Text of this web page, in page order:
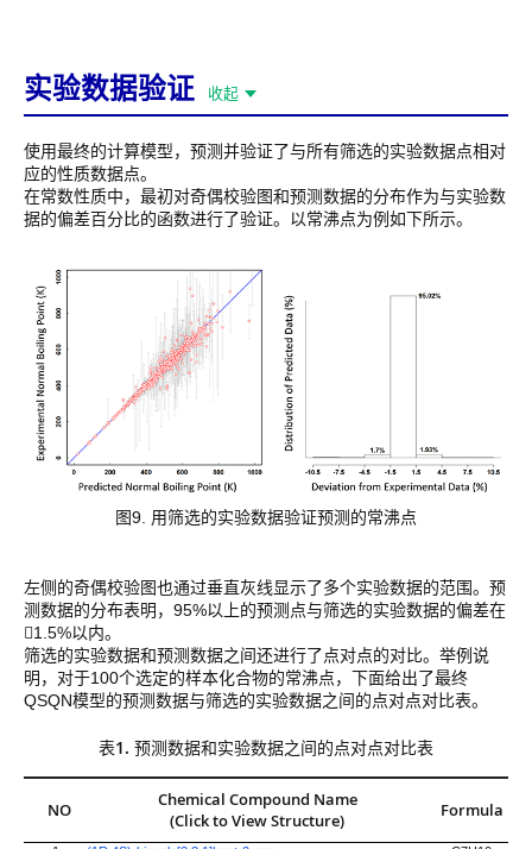
实验数据验证 收起
使用最终的计算模型，预测并验证了与所有筛选的实验数据点相对
应的性质数据点。
在常数性质中，最初对奇偶校验图和预测数据的分布作为与实验数
据的偏差百分比的函数进行了验证。以常沸点为例如下所示。
图9. 用筛选的实验数据验证预测的常沸点
左侧的奇偶校验图也通过垂直灰线显示了多个实验数据的范围。预
测数据的分布表明，95%以上的预测点与筛选的实验数据的偏差在
1.5%以内。
筛选的实验数据和预测数据之间还进行了点对点的对比。举例说
明，对于100个选定的样本化合物的常沸点，下面给出了最终
QSQN模型的预测数据与筛选的实验数据之间的点对点对比表。
表1. 预测数据和实验数据之间的点对点对比表
NO
Chemical Compound Name
(Click to View Structure)
Formula